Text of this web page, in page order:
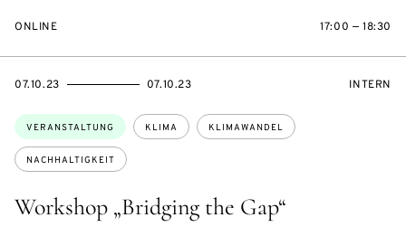
ONLINE 17:00 — 18:30
Workshop „Bridging the Gap“
Themen:
VERANSTALTUNG KLIMA KLIMAWANDEL
NACHHALTIGKEIT
EVENTBEGINSON
07.10.23
EVENTENDSON 07.10.23 INTERN